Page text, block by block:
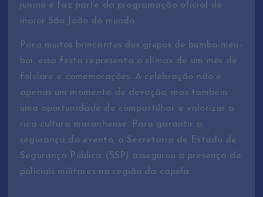
junino e faz parte da programação oficial do
maior São João do mundo.
Para muitos brincantes dos grupos de bumba-meu-
boi, essa festa representa o clímax de um mês de
folclore e comemorações. A celebração não é
apenas um momento de devoção, mas também
uma oportunidade de compartilhar e valorizar a
rica cultura maranhense. Para garantir a
segurança do evento, a Secretaria de Estado de
Segurança Pública (SSP) assegurou a presença de
policiais militares na região da capela.